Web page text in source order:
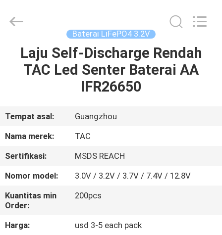
RUMAH
VIDEO
KAMI
TUR
PABRIK
Energy
Technology
Reserved.
Baterai LiFePO4 3.2V
Laju Self-Discharge Rendah
TAC Led Senter Baterai AA
IFR26650
Tempat asal:
Guangzhou
Nama merek:
TAC
Sertifikasi:
MSDS REACH
Nomor model:
3.0V / 3.2V / 3.7V / 7.4V / 12.8V
Kuantitas min
Order:
200pcs
Harga:
usd 3-5 each pack